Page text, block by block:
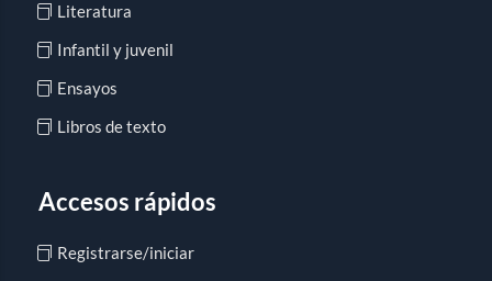
Literatura
Infantil y juvenil
Ensayos
Libros de texto
Accesos rápidos
Registrarse/iniciar